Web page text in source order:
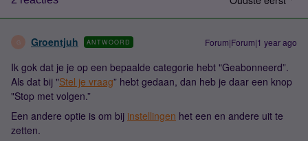
G Groentjuh ANTWOORD Forum|Forum|1 year ago
Ik gok dat je je op een bepaalde categorie hebt "Geabonneerd”.
Als dat bij "Stel je vraag” hebt gedaan, dan heb je daar een knop
"Stop met volgen.”
Een andere optie is om bij instellingen het een en andere uit te
zetten.